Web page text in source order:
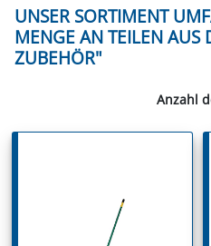
UNSER SORTIMENT
ENGE AN TEILEN AUS
UBEHÖR"
Anzahl